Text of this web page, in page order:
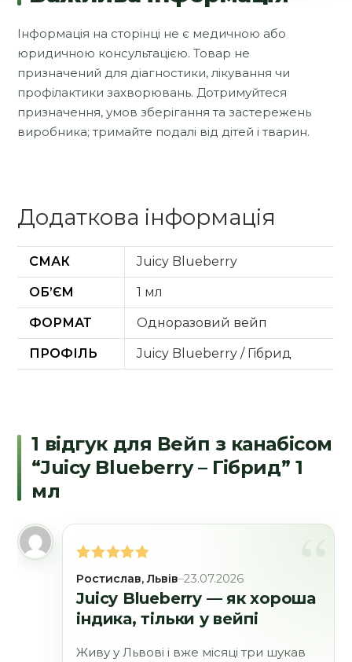
Інформація на сторінці не є медичною або
юридичною консультацією. Товар не
призначений для діагностики, лікування чи
профілактики захворювань. Дотримуйтеся
призначення, умов зберігання та застережень
виробника; тримайте подалі від дітей і тварин.
Додаткова інформація
СМАК Juicy Blueberry
ОБ’ЄМ 1 мл
ФОРМАТ Одноразовий вейп
ПРОФІЛЬ Juicy Blueberry / Гібрид
1 відгук для Вейп з канабісом
“Juicy Blueberry – Гібрид” 1
мл
Оцінено в
5з 5
Ростислав, Львів–23.07.2026
Juicy Blueberry — як хороша
індика, тільки у вейпі
Живу у Львові і вже місяці три шукав